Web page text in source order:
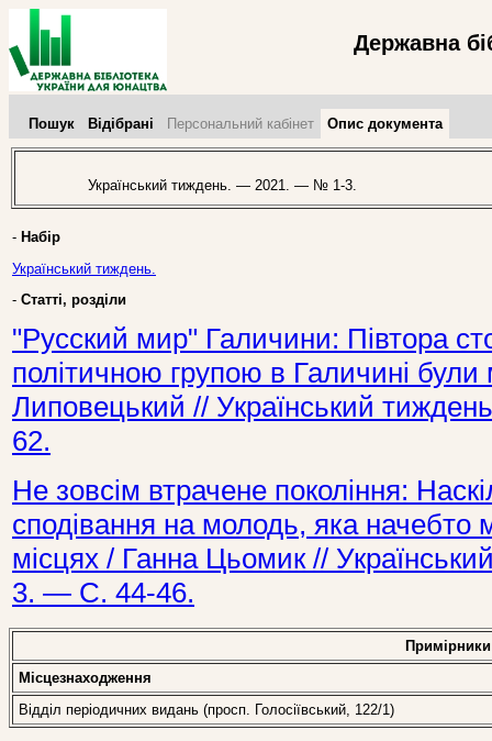
Державна
Пошук Відібрані Персональний кабінет Опис документа
Український тиждень. — 2021. — № 1-3.
- Набір
Український тиждень.
- Статті, розділи
"Русский мир" Галичини: Півтора
політичною групою в Галичині
Липовецький // Український
62.
Не зовсім втрачене покоління:
сподівання на молодь, яка начебто
місцях / Ганна Цьомик //
3. — С. 44-46.
Примірники
Місцезнаходження
Відділ періодичних видань (просп. Голосіївський, 122/1)